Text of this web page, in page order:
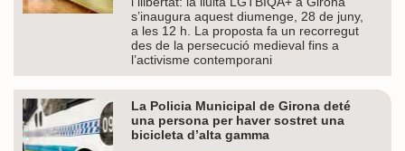
s’inaugura aquest diumenge, 28 de juny,
a les 12 h. La proposta fa un recorregut
des de la persecució medieval fins a
l’activisme contemporani
La Policia Municipal de Girona deté
una persona per haver sostret una
bicicleta d’alta gamma